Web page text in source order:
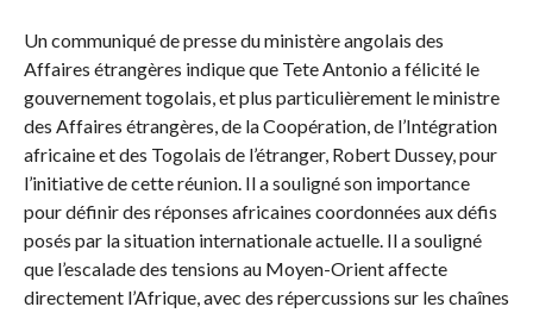
Un communiqué de presse du ministère angolais des
Affaires étrangères indique que Tete Antonio a félicité le
gouvernement togolais, et plus particulièrement le ministre
des Affaires étrangères, de la Coopération, de l’Intégration
africaine et des Togolais de l’étranger, Robert Dussey, pour
l’initiative de cette réunion. Il a souligné son importance
pour définir des réponses africaines coordonnées aux défis
posés par la situation internationale actuelle. Il a souligné
que l’escalade des tensions au Moyen-Orient affecte
directement l’Afrique, avec des répercussions sur les chaînes